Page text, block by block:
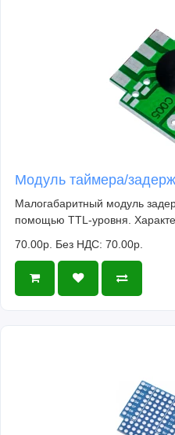
Модуль таймера/
Малогабаритный модуль
помощью TTL-уровня.
70.00р. Без НДС: 70.00р.